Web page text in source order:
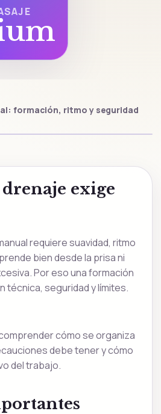
formación, ritmo y seguridad
exige
requiere suavidad, ritmo
bien desde la prisa ni
Por eso una formación
técnica, seguridad y límites.
cómo se organiza
debe tener y cómo
del trabajo.